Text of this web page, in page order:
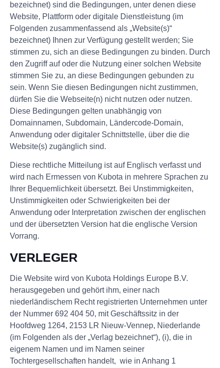
bezeichnet) sind die Bedingungen, unter denen diese
Website, Plattform oder digitale Dienstleistung (im
Folgenden zusammenfassend als „Website(s)“
bezeichnet) Ihnen zur Verfügung gestellt werden; Sie
stimmen zu, sich an diese Bedingungen zu binden. Durch
den Zugriff auf oder die Nutzung einer solchen Website
stimmen Sie zu, an diese Bedingungen gebunden zu
sein. Wenn Sie diesen Bedingungen nicht zustimmen,
dürfen Sie die Webseite(n) nicht nutzen oder nutzen.
Diese Bedingungen gelten unabhängig von
Domainnamen, Subdomain, Ländercode-Domain,
Anwendung oder digitaler Schnittstelle, über die die
Website(s) zugänglich sind.
Diese rechtliche Mitteilung ist auf Englisch verfasst und
wird nach Ermessen von Kubota in mehrere Sprachen zu
Ihrer Bequemlichkeit übersetzt. Bei Unstimmigkeiten,
Unstimmigkeiten oder Schwierigkeiten bei der
Anwendung oder Interpretation zwischen der englischen
und der übersetzten Version hat die englische Version
Vorrang.
VERLEGER
Die Website wird von Kubota Holdings Europe B.V.
herausgegeben und gehört ihm, einer nach
niederländischem Recht registrierten Unternehmen unter
der Nummer 692 404 50, mit Geschäftssitz in der
Hoofdweg 1264, 2153 LR Nieuw-Vennep, Niederlande
(im Folgenden als der „Verlag bezeichnet“), (i), die in
eigenem Namen und im Namen seiner
Tochtergesellschaften handelt, wie in Anhang 1